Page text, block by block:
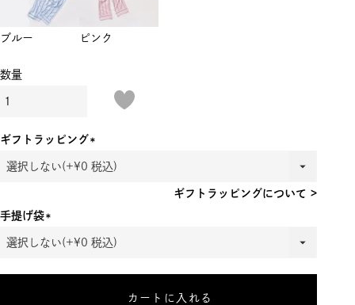
ブルー ピンク
ギフトラッピング
(必
ギフトラッピングについて >
手提げ袋
(必
カートに入れる